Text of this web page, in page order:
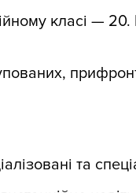
класі —
та